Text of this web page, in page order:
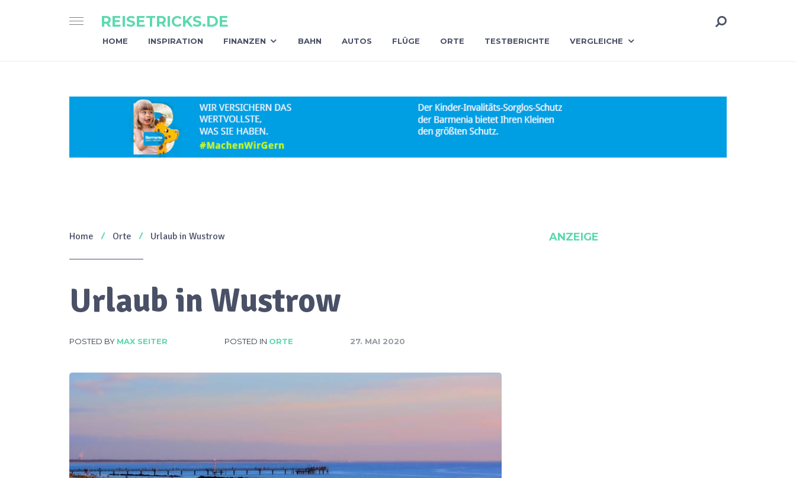
REISETRICKS.DE
HOME INSPIRATION FINANZEN BAHN AUTOS FLÜGE ORTE TESTBERICHTE VERGLEICHE
Home Orte Urlaub in Wustrow
Urlaub in Wustrow
POSTED BY MAX SEITER POSTED IN ORTE 27. MAI 2020
ANZEIGE